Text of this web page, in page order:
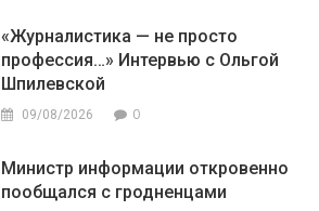
«Журналистика — не просто
профессия…» Интервью с Ольгой
Шпилевской
09/08/2026 0
Министр информации откровенно
пообщался с гродненцами